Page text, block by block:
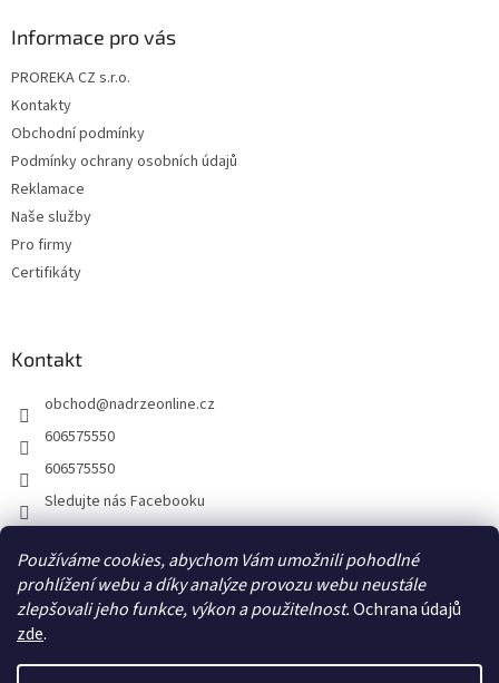
Používáme cookies, abychom Vám umožnili pohodlné
prohlížení webu a díky analýze provozu webu neustále
zlepšovali jeho funkce, výkon a použitelnost.Ochrana údajů
zde.
Informace pro vás
PROREKA CZ s.r.o.
Kontakty
Obchodní podmínky
Podmínky ochrany osobních údajů
Reklamace
Naše služby
Pro firmy
Certifikáty
Kontakt
obchod@nadrzeonline.cz
606575550
606575550
Sledujte nás Facebooku